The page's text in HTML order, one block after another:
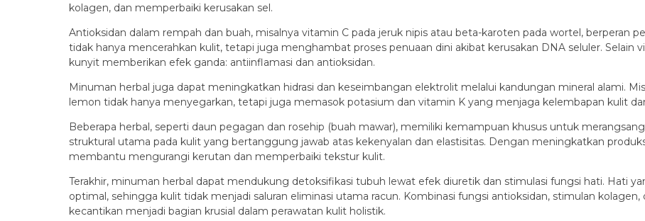
kolagen, dan memperbaiki kerusakan sel.
Antioksidan dalam rempah dan buah, misalnya vitamin C pada jeruk nipis atau beta-karoten pada wortel, berperan
tidak hanya mencerahkan kulit, tetapi juga menghambat proses penuaan dini akibat kerusakan DNA seluler. Selain
kunyit memberikan efek ganda: antiinflamasi dan antioksidan.
Minuman herbal juga dapat meningkatkan hidrasi dan keseimbangan elektrolit melalui kandungan mineral alami.
lemon tidak hanya menyegarkan, tetapi juga memasok potasium dan vitamin K yang menjaga kelembapan kulit
Beberapa herbal, seperti daun pegagan dan rosehip (buah mawar), memiliki kemampuan khusus untuk
struktural utama pada kulit yang bertanggung jawab atas kekenyalan dan elastisitas. Dengan meningkatkan
membantu mengurangi kerutan dan memperbaiki tekstur kulit.
Terakhir, minuman herbal dapat mendukung detoksifikasi tubuh lewat efek diuretik dan stimulasi fungsi hati. Hati
optimal, sehingga kulit tidak menjadi saluran eliminasi utama racun. Kombinasi fungsi antioksidan, stimulan
kecantikan menjadi bagian krusial dalam perawatan kulit holistik.